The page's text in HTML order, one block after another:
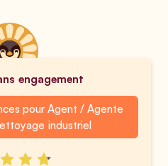
engagement
pour Agent / Agente
industriel